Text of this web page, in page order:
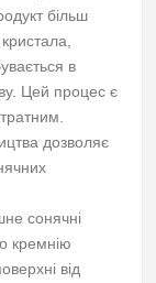
більш
в
Цей процес є
дозволяє
сонячні
кремнію
від